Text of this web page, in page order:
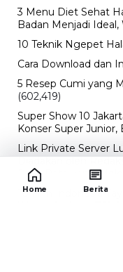
3 Menu Diet Sehat
Badan Menjadi Ideal,
10 Teknik Ngepet
Cara Download dan
5 Resep Cumi yang
(602,419)
Super Show 10
Konser Super Junior,
Link Private Server
Diadakan oleh
Drop Rate yang
10 Film Indonesia
Home Berita